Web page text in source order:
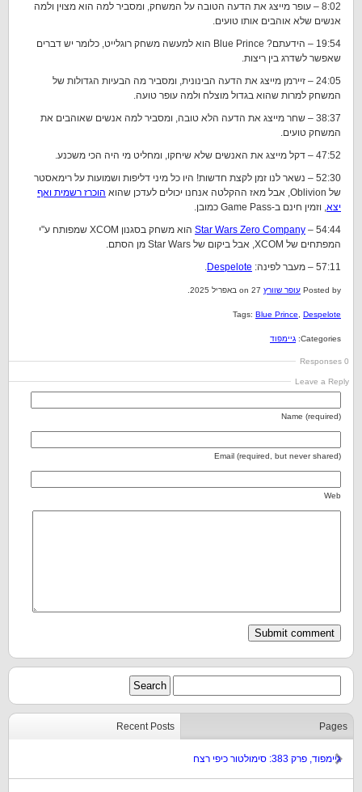
8:02 – עופר מייצג את הדעה הטובה על המשחק, ומסביר למה הוא מצוין ולמה
אנשים שלא אוהבים אותו טועים.
19:54 – הידעתם? Blue Prince הוא למעשה משחק רוגלייט, כלומר יש דברים
שאפשר לשדרג בין ריצות.
24:05 – זיירמן מייצג את הדעה הבינונית, ומסביר מה הבעיות הגדולות של
המשחק למרות שהוא בגדול מוצלח ולמה עופר טועה.
38:37 – שחר מייצג את הדעה הלא טובה, ומסביר למה אנשים שאוהבים את
המשחק טועים.
47:52 – דקל מייצג את האנשים שלא שיחקו, ומחליט מי היה הכי משכנע.
52:30 – נשאר לנו זמן לקצת חדשות! היו כל מיני דליפות ושמועות על רימאסטר
של Oblivion, אבל מאז ההקלטה אנחנו יכולים לעדכן שהוא
הוכרז רשמית ואף
יצא, וזמין חינם ב-Game Pass כמובן.
54:44 –
Star Wars Zero Company
הוא משחק בסגנון XCOM שמפותח ע"י
המפתחים של XCOM, אבל ביקום של Star Wars מן הסתם.
57:11 – מעבר לפינה:
Despelote
.
Posted by עופר שוורץ
Tags: Blue Prince Despelote
Categories: גיימפוד
0 Responses
Leave a Reply
Name (required)
Email (required, but never shared)
Web
Recent Posts Pages
גיימפוד, פרק 383: סימולטור כיפי רצח